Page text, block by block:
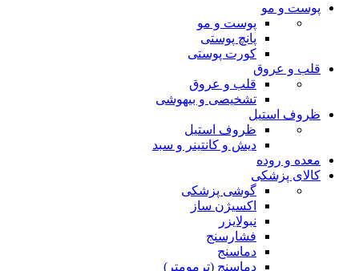
پوست و مو
پوست و مو
پانچ پوستی
کورت پوستی
قلب و عروق
قلب و عروق
تشخیصی و بیهوشی
ظروف استیل
ظروف استیل
دیش و کانتینر و سبد
معده و روده
کالای پزشکی
گوشی پزشکی
اکسیژن ساز
نبولایزر
فشارسنج
دماسنج
دماسنج (ترمومتر)